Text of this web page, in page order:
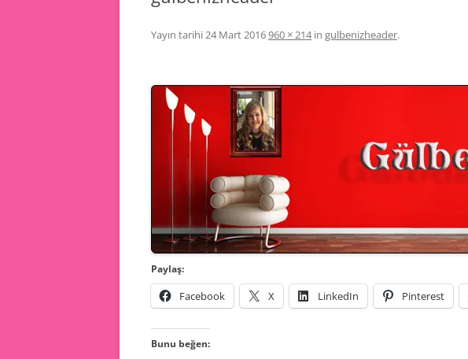
Yayın tarihi24 Mart 2016960 × 214in gulbenizheader.
Paylaş:
Facebook X LinkedIn Pinterest
Bunu beğen: